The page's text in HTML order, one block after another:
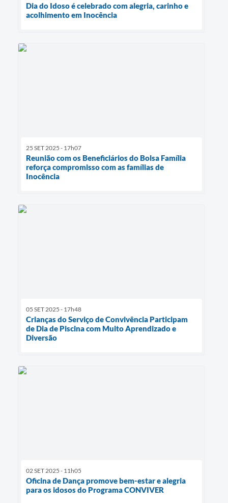
Dia do Idoso é celebrado com alegria, carinho e
acolhimento em Inocência
25 SET 2025 - 17h07
Reunião com os Beneficiários do Bolsa Família
reforça compromisso com as famílias de
Inocência
05 SET 2025 - 17h48
Crianças do Serviço de Convivência Participam
de Dia de Piscina com Muito Aprendizado e
Diversão
02 SET 2025 - 11h05
Oficina de Dança promove bem-estar e alegria
para os idosos do Programa CONVIVER